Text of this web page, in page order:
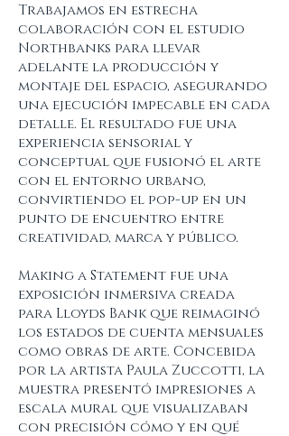
Trabajamos en estrecha
colaboración con el estudio
Northbanks para llevar
adelante la producción y
montaje del espacio, asegurando
una ejecución impecable en cada
detalle. El resultado fue una
experiencia sensorial y
conceptual que fusionó el arte
con el entorno urbano,
convirtiendo el pop-up en un
punto de encuentro entre
creatividad, marca y público.
Making a Statement fue una
exposición inmersiva creada
para Lloyds Bank que reimaginó
los estados de cuenta mensuales
como obras de arte. Concebida
por la artista Paula Zuccotti, la
muestra presentó impresiones a
escala mural que visualizaban
con precisión cómo y en qué